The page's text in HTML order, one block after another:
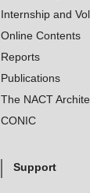
Internship and
Online Contents
Reports
Publications
The NACT
CONIC
Support